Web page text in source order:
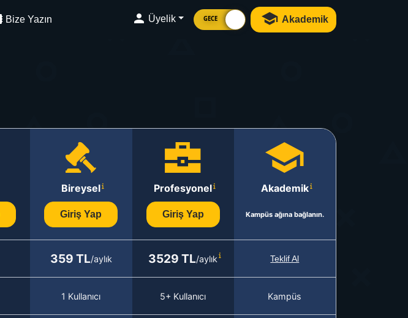
Bize Yazın Üyelik GECE Akademik
Bireysel
Giriş Yap
Profesyonel
Giriş Yap
Akademik
Kampüs ağına bağlanın.
359 TL/aylık 3529 TL/aylık Teklif Al
1 Kullanıcı 5+ Kullanıcı Kampüs